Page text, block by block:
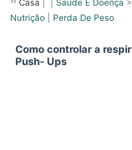
Saúde
Casa Saúde E Doença
Nutrição
Perda De Peso
Como controlar a
Push- Ups